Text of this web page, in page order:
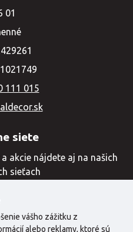
01
111 015
siete
akcie nájdete aj na našich
sieťach
vášho zážitku z
alebo reklamy, ktoré sú